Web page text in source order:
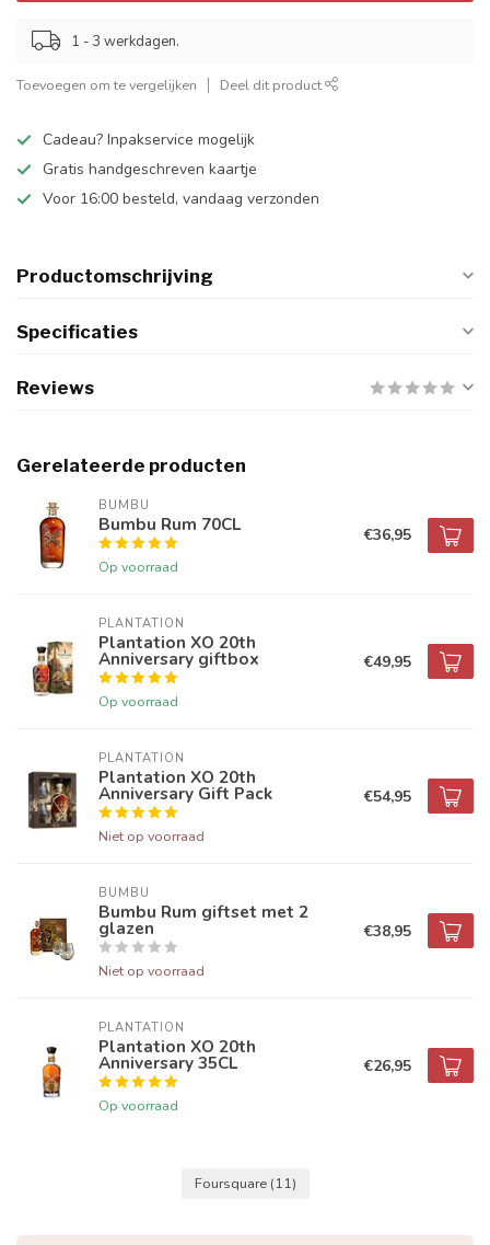
1 - 3 werkdagen.
Toevoegen om te vergelijken Deel dit product
Cadeau? Inpakservice mogelijk
Gratis handgeschreven kaartje
Voor 16:00 besteld, vandaag verzonden
Productomschrijving
Specificaties
Reviews
Gerelateerde producten
BUMBU
Bumbu Rum 70CL
Op voorraad
€36,95
PLANTATION
Plantation XO 20th
Anniversary giftbox
Op voorraad
€49,95
PLANTATION
Plantation XO 20th
Anniversary Gift Pack
Niet op voorraad
€54,95
BUMBU
Bumbu Rum giftset met 2
glazen
Niet op voorraad
€38,95
PLANTATION
Plantation XO 20th
Anniversary 35CL
Op voorraad
€26,95
Foursquare (11)